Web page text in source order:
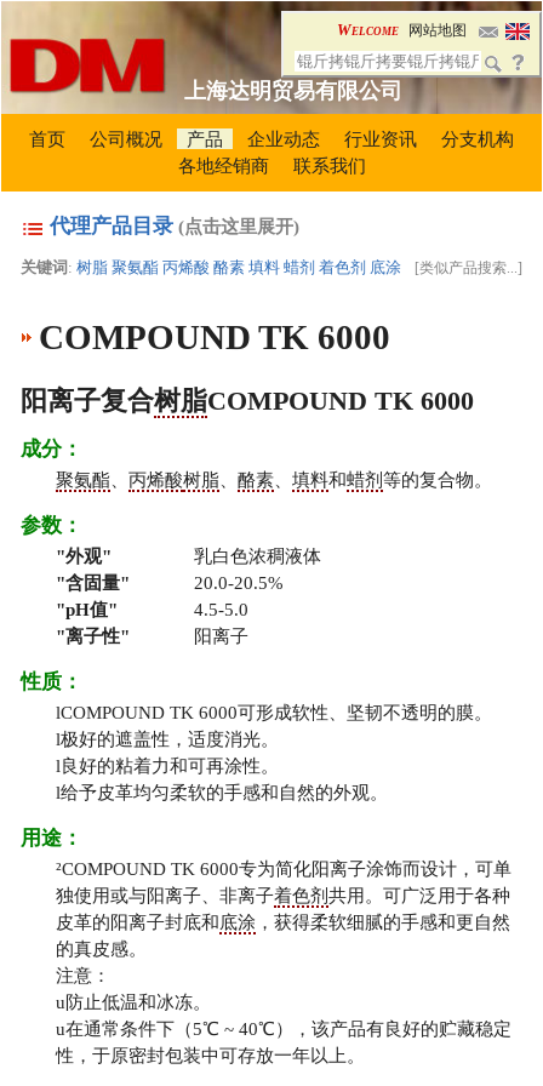
上海达明贸易有限公司
Welcome 网站地图
首页 公司概况 产品 企业动态 行业资讯
分支机构
各地经销商
联系我们
代理产品目录 (点击这里展开)
关键词 :树脂 聚氨酯 丙烯酸 酪素 填料 蜡剂 着色剂 底涂 [类似产品搜索...]
COMPOUND TK 6000
阳离子复合树脂COMPOUND TK 6000
成分：
聚氨酯 、丙烯酸树脂 、酪素 、填料和蜡剂等的复合物。
参数：
外观
乳白色浓稠液体
含固量
20.0-20.5%
pH值
4.5-5.0
离子性
阳离子
性质：
lCOMPOUND TK 6000可形成软性、坚韧不透明的膜。
l极好的遮盖性，适度消光。
l良好的粘着力和可再涂性。
l给予皮革均匀柔软的手感和自然的外观。
用途：
²COMPOUND TK 6000专为简化阳离子涂饰而设计，可单
独使用或与阳离子、非离子着色剂共用。可广泛用于各种
皮革的阳离子封底和底涂 ，获得柔软细腻的手感和更自然
的真皮感。
注意：
u防止低温和冰冻。
u在通常条件下（5℃ ~ 40℃），该产品有良好的贮藏稳定
性，于原密封包装中可存放一年以上。